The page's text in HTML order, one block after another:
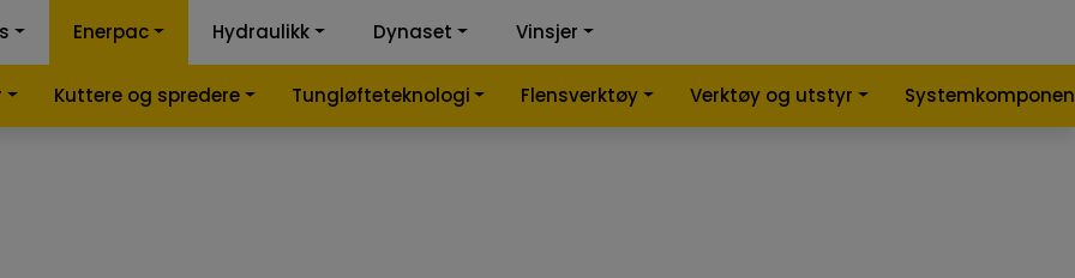
kalkulator Sammenlign
Enerpac
Kuttere og spredere Tungløfteteknologi Flensverktøy Verktøy og utstyr
Hydraulikk Dynaset Vinsjer